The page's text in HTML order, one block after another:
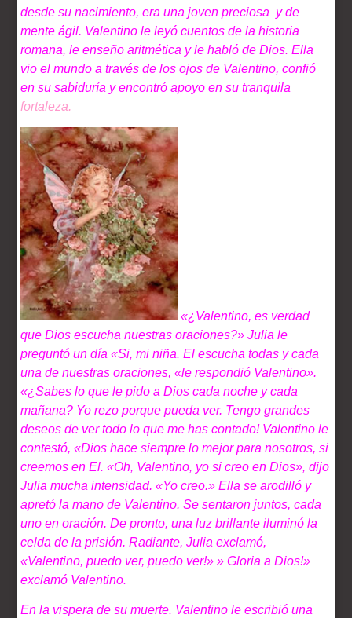
desde su nacimiento, era una joven preciosa y de
mente ágil. Valentino le leyó cuentos de la historia
romana, le enseño aritmética y le habló de Dios. Ella
vio el mundo a través de los ojos de Valentino, confió
en su sabiduría y encontró apoyo en su tranquila
fortaleza.
«¿Valentino, es verdad
que Dios escucha nuestras oraciones?» Julia le
preguntó un día «Si, mi niña. El escucha todas y cada
una de nuestras oraciones, «le respondió Valentino».
«¿Sabes lo que le pido a Dios cada noche y cada
mañana? Yo rezo porque pueda ver. Tengo grandes
deseos de ver todo lo que me has contado! Valentino le
contestó, «Dios hace siempre lo mejor para nosotros, si
creemos en El. «Oh, Valentino, yo si creo en Dios», dijo
Julia mucha intensidad. «Yo creo.» Ella se arodilló y
apretó la mano de Valentino. Se sentaron juntos, cada
uno en oración. De pronto, una luz brillante iluminó la
celda de la prisión. Radiante, Julia exclamó,
«Valentino, puedo ver, puedo ver!» » Gloria a Dios!»
exclamó Valentino.
En la vispera de su muerte. Valentino le escribió una